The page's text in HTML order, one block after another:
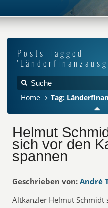
Posts Tagged
Home Tag:
Helmut
sich vor den
spannen
Geschrieben von: André
Altkanzler Helmut Schmidt